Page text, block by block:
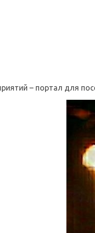
– портал для